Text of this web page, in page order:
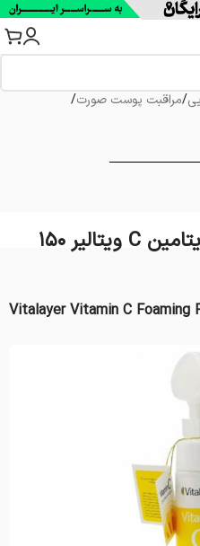
/مراقبت پوست صورت/
فوم شستشوی صورت ویتامین C ویتالیر 150
Vitalayer Vitamin C Foaming